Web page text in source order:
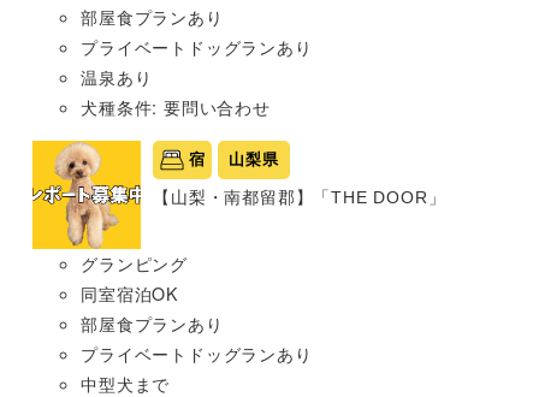
部屋食プランあり
プライベートドッグランあり
温泉あり
犬種条件: 要問い合わせ
宿 山梨県
【山梨・南都留郡】「THE DOOR」
グランピング
同室宿泊OK
部屋食プランあり
プライベートドッグランあり
中型犬まで